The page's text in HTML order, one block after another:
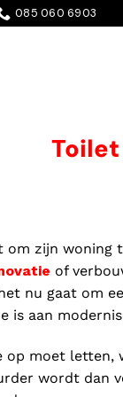
085 060 6903
om zijn
of
nu gaat om
is aan
op moet
wordt dan